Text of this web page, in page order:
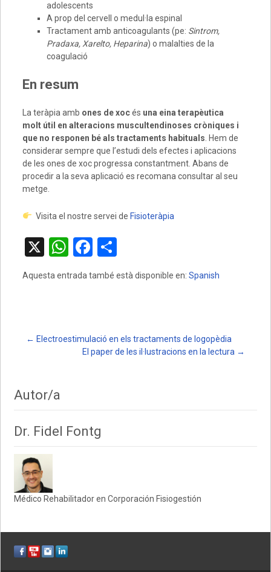
adolescents
A prop del cervell o medul·la espinal
Tractament amb anticoagulants (pe: Sintrom,
Pradaxa, Xarelto, Heparina) o malalties de la
coagulació
En resum
La teràpia amb ones de xocés una eina terapèutica
molt útil en alteracions muscultendinoses cròniques i
que no responen bé als tractaments habituals . Hem de
considerar sempre que l’estudi dels efectes i aplicacions
de les ones de xoc progressa constantment. Abans de
procedir a la seva aplicació es recomana consultar al seu
metge.
Visita el nostre servei de Fisioteràpia
X W
h
at
p
F
ce
o
k
C
o
m
te
Aquesta entrada també està disponible en: Spanish
Post
navigation
← Electroestimulació en els tractaments de logopèdia
El paper de les il·lustracions en la lectura →
Autor/a
Dr. Fidel Fontg
Médico Rehabilitador en Corporación Fisiogestión